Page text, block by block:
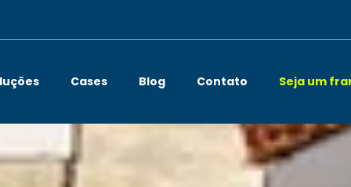
Cases Blog Contato Seja um